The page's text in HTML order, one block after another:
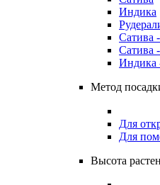
Индика
Сатива
Сатива
Индика
Метод
Для
Для
Высота